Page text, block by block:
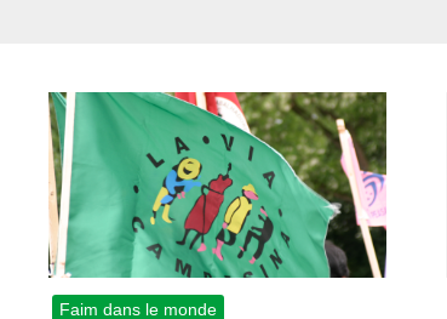
Faim dans le monde